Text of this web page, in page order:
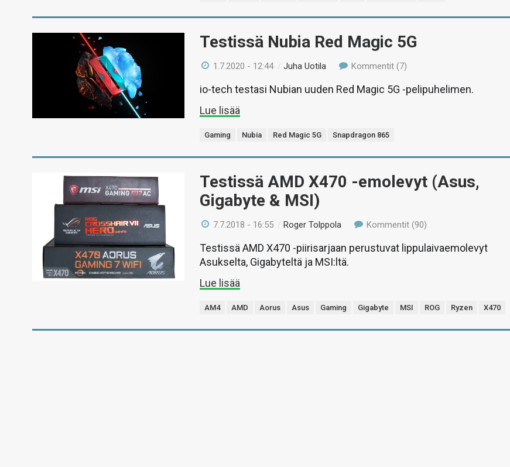
Testissä Nubia Red Magic 5G
1.7.2020 - 12:44 /Juha Uotila Kommentit (7)
io-tech testasi Nubian uuden Red Magic 5G -pelipuhelimen.
Lue lisää
Gaming Nubia Red Magic 5G Snapdragon 865
Testissä AMD X470 -emolevyt (Asus,
Gigabyte & MSI)
7.7.2018 - 16:55 /Roger Tolppola Kommentit (90)
Testissä AMD X470 -piirisarjaan perustuvat lippulaivaemolevyt
Asukselta, Gigabyteltä ja MSI:ltä.
Lue lisää
AM4 AMD Aorus Asus Gaming Gigabyte MSI ROG Ryzen X470